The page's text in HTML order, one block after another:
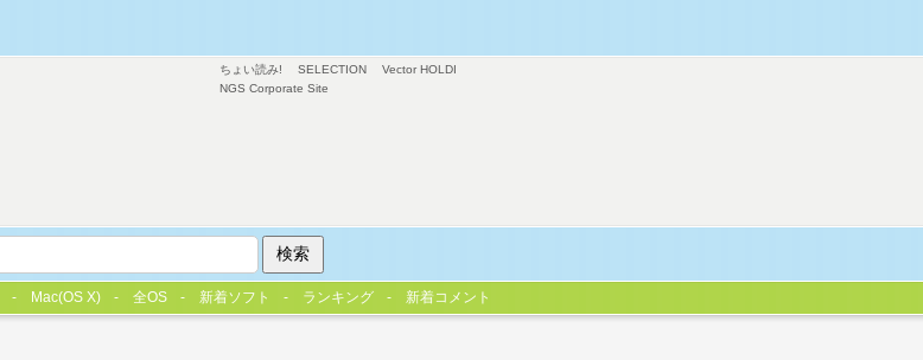
ちょい読み! SELECTION
Vector HOLDI
NGS Corporate Site
Mac(OS X) 全OS 新着ソフト ランキング 新着コメント